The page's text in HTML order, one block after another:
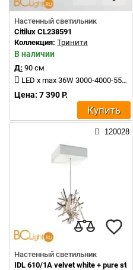
Настенный светильник
Citilux CL238591
Коллекция: Тринити
В наличии
Д: 90 см
LED x max 36W 3000-4000-5500K 4000Lm
Цена: 7 390 Р.
Купить
120028
Настенный светильник
IDL 610/1A velvet white + pure steel